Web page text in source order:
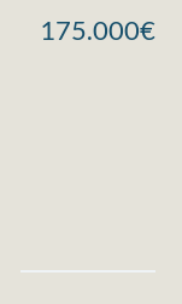
175.000€